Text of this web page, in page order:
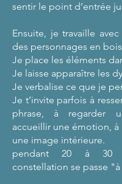
sentir le point d’entrée
Ensuite, je travaille
des personnages en
Je place les éléments
Je laisse apparaître les
Je verbalise ce que je
Je t’invite parfois à
phrase, à regarder
accueillir une émotion, à
une image intérieure.
pendant 20 à 30
constellation se passe "à